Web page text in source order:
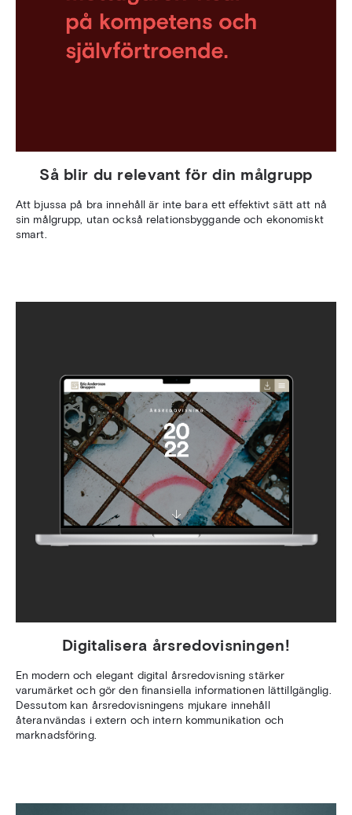
Så blir du relevant för din målgrupp
Att bjussa på bra innehåll är inte bara ett effektivt sätt att nå
sin målgrupp, utan också relationsbyggande och ekonomiskt
smart.
Digitalisera årsredovisningen!
En modern och elegant digital årsredovisning stärker
varumärket och gör den finansiella informationen lättillgänglig.
Dessutom kan årsredovisningens mjukare innehåll
återanvändas i extern och intern kommunikation och
marknadsföring.